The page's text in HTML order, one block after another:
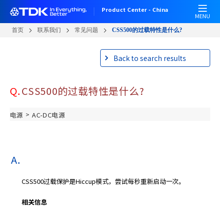
Product Center - China
MENU
首页 联系我们 常见问题 CSS500的过载特性是什么?
Back to search results
Q.CSS500的过载特性是什么?
电源 > AC-DC电源
CSS500过载保护是Hiccup模式，尝试每秒重新启动一次。
相关信息